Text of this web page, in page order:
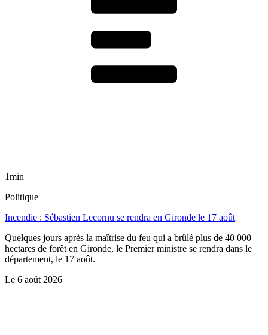
1min
Politique
Incendie : Sébastien Lecornu se rendra en Gironde le 17 août
Quelques jours après la maîtrise du feu qui a brûlé plus de 40 000
hectares de forêt en Gironde, le Premier ministre se rendra dans le
département, le 17 août.
Le 6 août 2026